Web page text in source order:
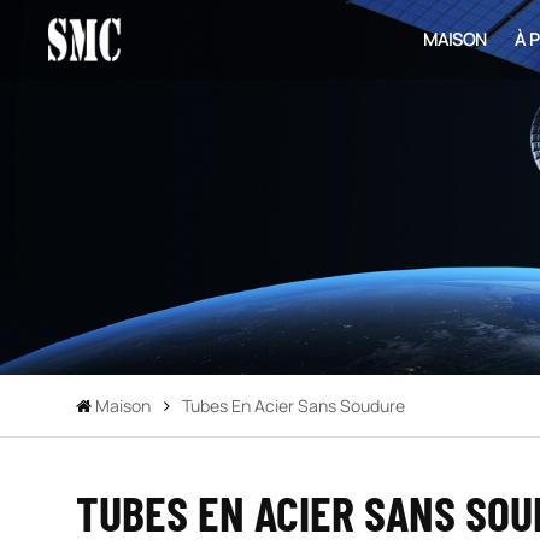
MAISON À
Maison Tubes En Acier Sans Soudure
TUBES EN ACIER SANS